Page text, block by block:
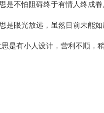
是不怕阻碍终于有情人终成眷
是眼光放远，虽然目前未能如
是有小人设计，营利不顺，